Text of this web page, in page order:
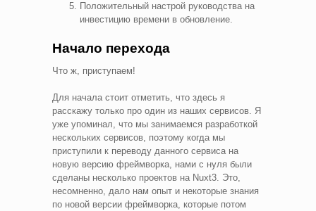
Положительный настрой руководства на
инвестицию времени в обновление.
Начало перехода
Что ж, приступаем!
Для начала стоит отметить, что здесь я
расскажу только про один из наших сервисов. Я
уже упоминал, что мы занимаемся разработкой
нескольких сервисов, поэтому когда мы
приступили к переводу данного сервиса на
новую версию фреймворка, нами с нуля были
сделаны несколько проектов на Nuxt3. Это,
несомненно, дало нам опыт и некоторые знания
по новой версии фреймворка, которые потом